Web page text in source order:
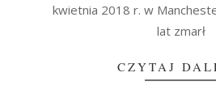
kwietnia 2018 r. w
lat zmarł
CZYTAJ